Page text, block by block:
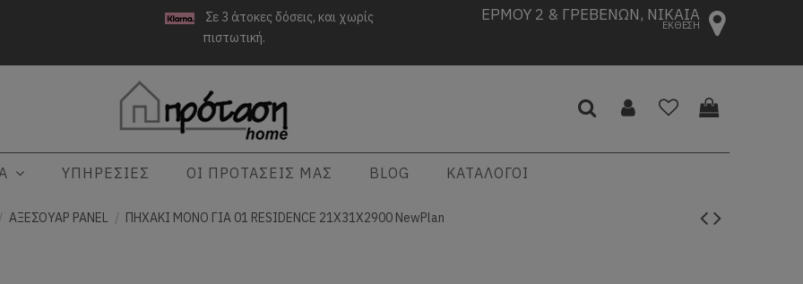
Σε 3 άτοκες δόσεις, και χωρίς
πιστωτική.
ΕΡΜΟΥ 2 & ΓΡΕΒΕΝΩΝ, ΝΙΚΑΙΑ
ΕΚΘΕΣΗ
ΥΠΗΡΕΣΙΕΣ ΟΙ ΠΡΟΤΑΣΕΙΣ ΜΑΣ BLOG ΚΑΤΑΛΟΓΟΙ
ΑΞΕΣΟΥΑΡ PANEL ΠΗΧΑΚΙ ΜΟΝΟ ΓΙΑ 01 RESIDENCE 21Χ31Χ2900 NewPlan